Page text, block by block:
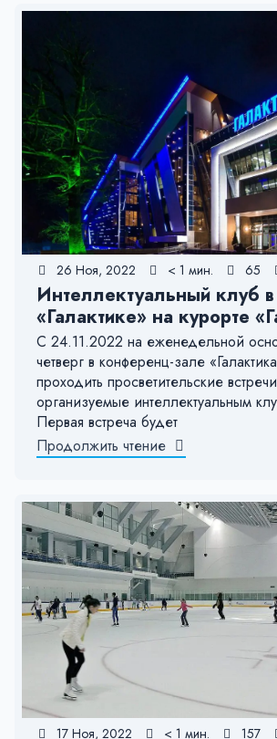
26 Ноя, 2022 < 1 мин. 65
Интеллектуальный клуб в
«Галактике» на курорте
С 24.11.2022 на еженедельной
четверг в конференц-зале
проходить просветительские
организуемые интеллектуальным
Первая встреча будет
Продолжить чтение
17 Ноя, 2022 < 1 мин. 157